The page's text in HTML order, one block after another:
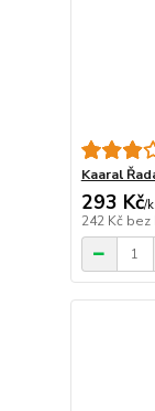
Kaaral
293 Kč/
242 Kč bez